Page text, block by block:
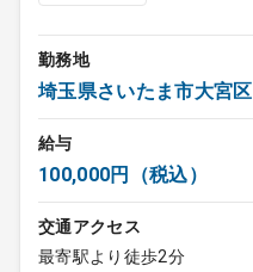
勤務地
埼玉県さいたま市大宮区
給与
100,000円（税込）
交通アクセス
最寄駅より徒歩2分